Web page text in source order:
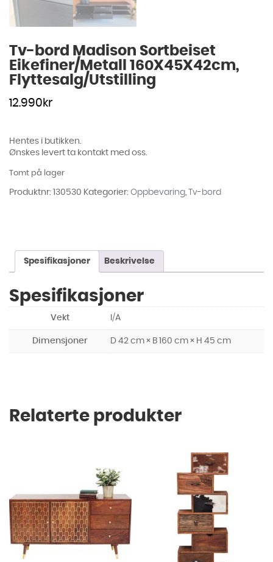
Tv-bord Madison Sortbeiset
Eikefiner/Metall 160X45X42cm,
Flyttesalg/Utstilling
12.990 kr
Hentes i butikken.
Ønskes levert ta kontakt med oss.
Tomt på lager
Produktnr: 130530 Kategorier: Oppbevaring, Tv-bord
Spesifikasjoner Beskrivelse
Spesifikasjoner
Vekt I/A
Dimensjoner D 42 cm × B 160 cm × H 45 cm
Relaterte produkter